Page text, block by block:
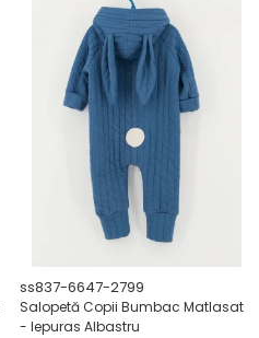
ss837-6647-2799
Salopetă Copii Bumbac Matlasat
- Iepuras Albastru